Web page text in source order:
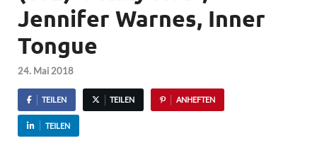
Jennifer Warnes, Inner
Tongue
24. Mai 2018
TEILEN TEILEN ANHEFTEN
TEILEN